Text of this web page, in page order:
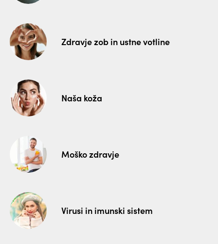
Zdravje zob in ustne votline
Naša koža
Moško zdravje
Virusi in imunski sistem